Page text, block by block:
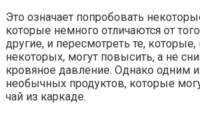
Это означает попробовать
которые немного отличаются от
другие, и пересмотреть те,
некоторых, могут повысить, а не
кровяное давление. Однако одним
необычных продуктов, которые
чай из каркаде.